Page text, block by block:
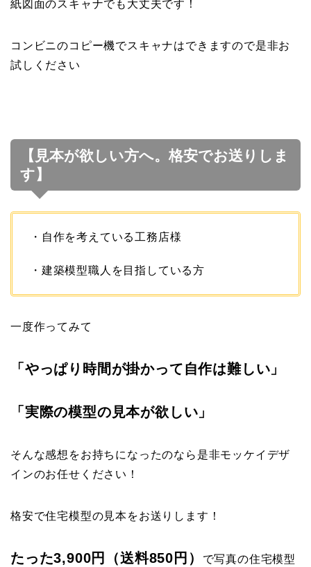
紙図面のスキャナでも大丈夫です！
コンビニのコピー機でスキャナはできますので是非お
試しください
【見本が欲しい方へ。格安でお送りしま
す】
・自作を考えている工務店様
・建築模型職人を目指している方
一度作ってみて
「やっぱり時間が掛かって自作は難しい」
「実際の模型の見本が欲しい」
そんな感想をお持ちになったのなら是非モッケイデザ
インのお任せください！
格安で住宅模型の見本をお送りします！
たった3,900円（送料850円）
で写真の住宅模型